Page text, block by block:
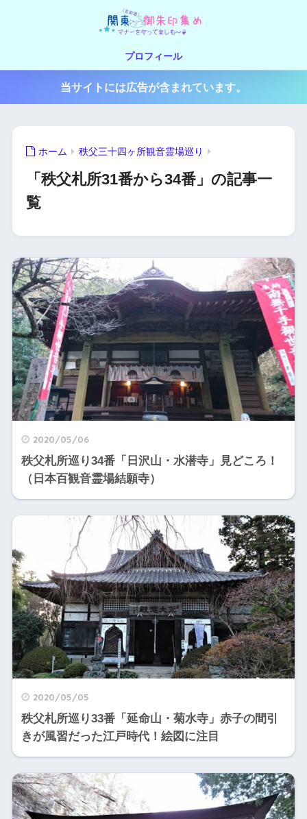
プロフィール
当サイトには広告が含まれています。
ホーム 秩父三十四ヶ所観音霊場巡り
「秩父札所31番から34番」の記事一
覧
2020/05/06
秩父札所巡り34番「日沢山・水潜寺」見どころ！
（日本百観音霊場結願寺）
2020/05/05
秩父札所巡り33番「延命山・菊水寺」赤子の間引
きが風習だった江戸時代！絵図に注目